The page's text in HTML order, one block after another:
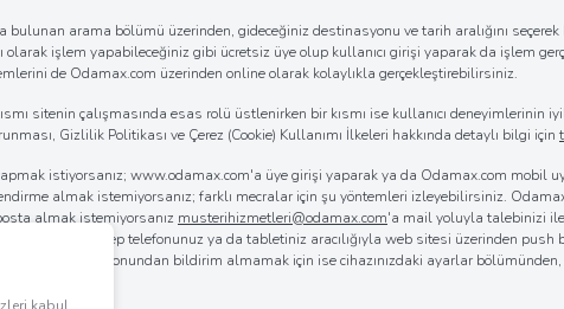
arama bölümü üzerinden, gideceğiniz destinasyonu ve tarih aralığını
işlem yapabileceğiniz gibi ücretsiz üye olup kullanıcı girişi yaparak da işlem
de Odamax.com üzerinden online olarak kolaylıkla gerçekleştirebilirsiniz.
sitenin çalışmasında esas rolü üstlenirken bir kısmı ise kullanıcı deneyimlerinin
Gizlilik Politikası ve Çerez (Cookie) Kullanımı İlkeleri hakkında detaylı bilgi için
istiyorsanız; www.odamax.com'a üye girişi yaparak ya da Odamax.com mobil
almak istemiyorsanız; farklı mecralar için şu yöntemleri izleyebilirsiniz.
almak istemiyorsanız musterihizmetleri@odamax.com'a mail yoluyla talebinizi
Bilgisayarınız, cep telefonunuz ya da tabletiniz aracılığıyla web sitesi üzerinden
mobil aplikasyonundan bildirim almamak için ise cihazınızdaki ayarlar